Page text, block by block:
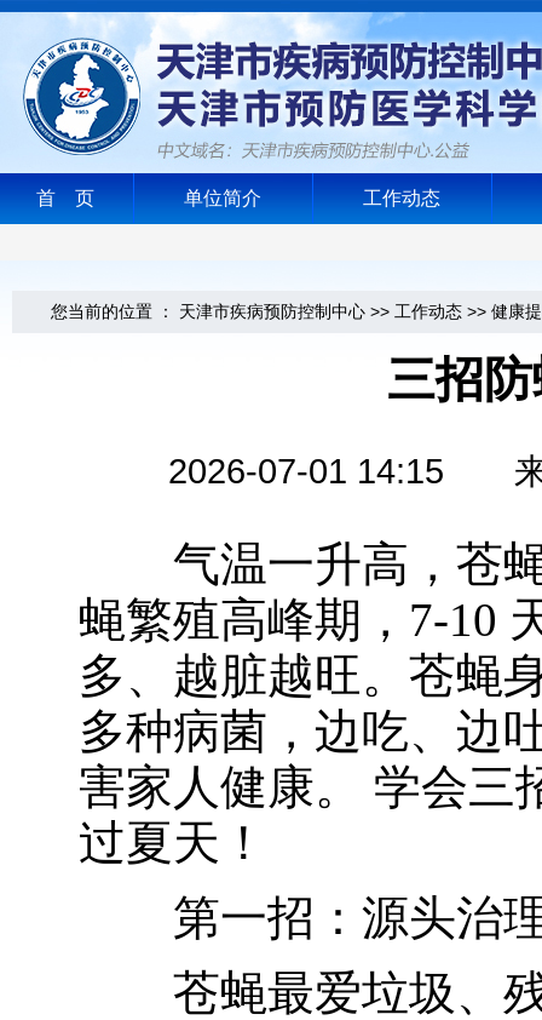
首 页 单位简介 工作动态
您当前的位置 ： 天津市疾病预防控制中心 >> 工作动态 >> 健康
三招
2026-07-01 14:15 来
气温一升高，苍蝇
蝇繁殖高峰期，7-10
多、越脏越旺。苍蝇
多种病菌，边吃、边
害家人健康。 学会三
过夏天！
第一招：源头治
苍蝇最爱垃圾、残